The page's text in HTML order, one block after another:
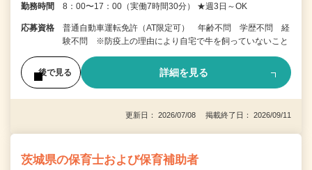
勤務時間 8：00〜17：00（実働7時間30分） ★週3日～OK
応募資格
普通自動車運転免許（AT限定可） 年齢不問 学歴不問 経
験不問 ※防疫上の理由により⾃宅で⽜を飼っていないこと
後で見る 詳細を見る
更新日： 2026/07/08 掲載終了日： 2026/09/11
茨城県の保育士および保育補助者